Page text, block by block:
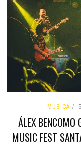
MÚSICA
ÁLEX BENCOMO
MUSIC FEST